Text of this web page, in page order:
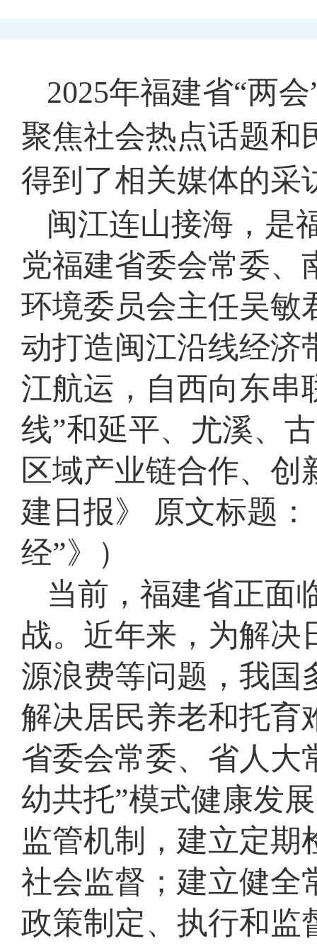
2025年福建省“两
聚焦社会热点话题和
得到了相关媒体的采
闽江连山接海，是
党福建省委会常委、
环境委员会主任吴敏
动打造闽江沿线经济
江航运，自西向东串
线”和延平、尤溪、
区域产业链合作、
建日报》 原文标题
经”》）
当前，福建省正面
战。近年来，为解决
源浪费等问题，我国
解决居民养老和托育
省委会常委、省人大
幼共托”模式健康发
监管机制，建立定期
社会监督；建立健全
政策制定、执行和监